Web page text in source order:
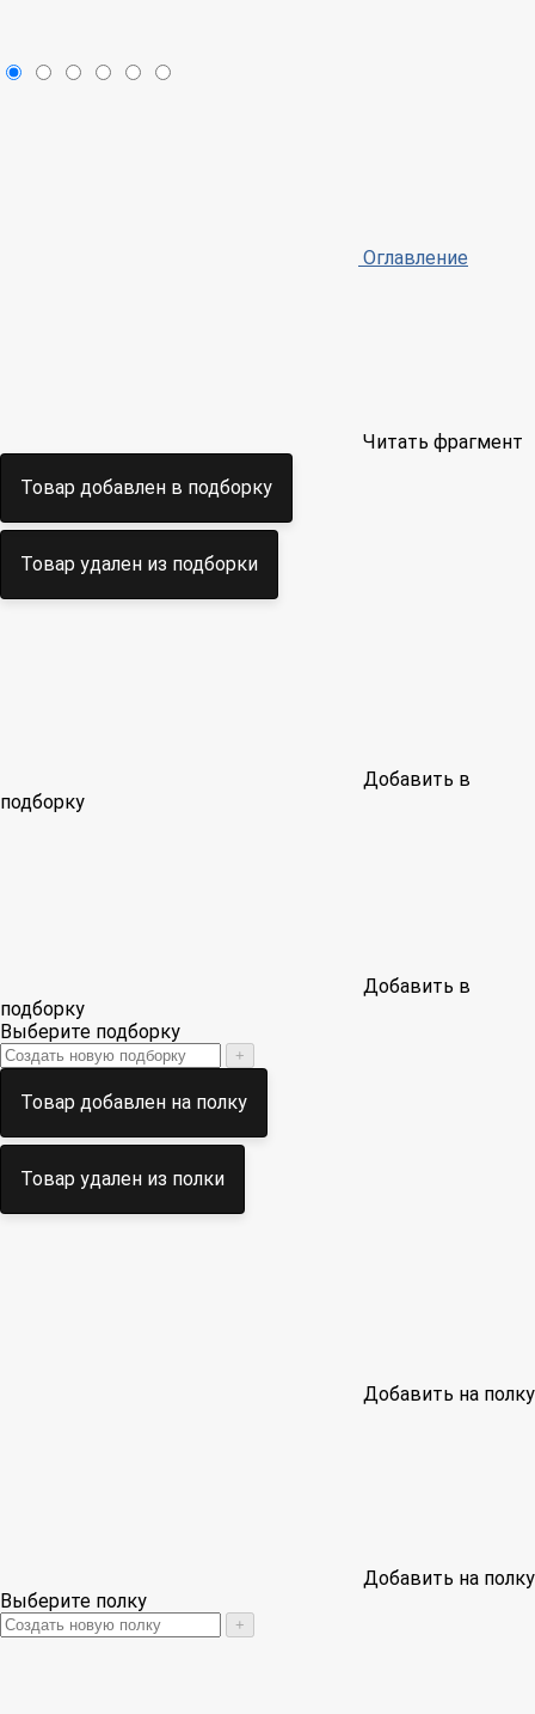
Оглавление
Читать фрагмент
Товар добавлен в подборку
Товар удален из подборки
Добавить в
подборку
Добавить в
подборку
Выберите подборку
+
Товар добавлен на полку
Товар удален из полки
Добавить на полку
Добавить на полку
Выберите полку
+